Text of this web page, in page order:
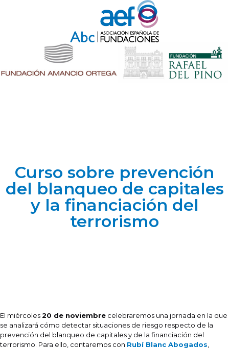
Curso sobre prevención
del blanqueo de capitales
y la financiación del
terrorismo
El miércoles20 de noviembre celebraremos una jornada en la que
se analizará cómo detectar situaciones de riesgo respecto de la
prevención del blanqueo de capitales y de la financiación del
terrorismo. Para ello, contaremos con Rubí Blanc Abogados